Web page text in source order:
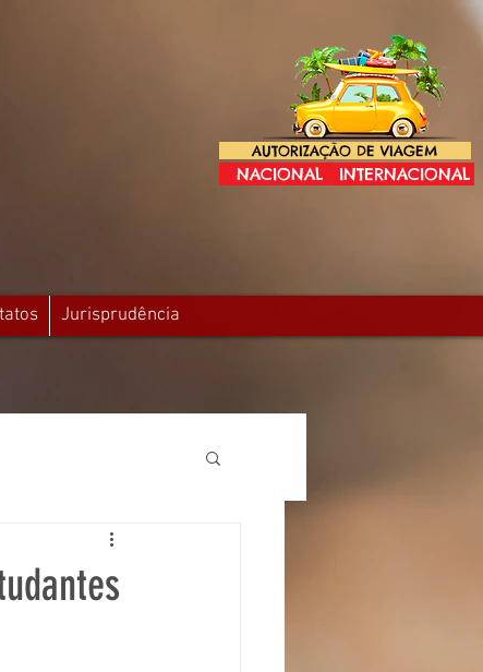
AUTORIZAÇÃO DE VIAGEM
NACIONAL INTERNACIONAL
Jurisprudência